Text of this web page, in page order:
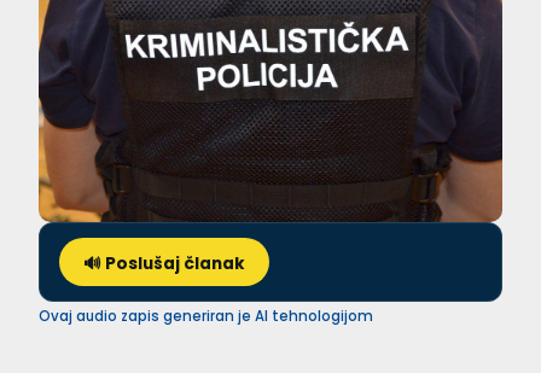
🔊 Poslušaj članak
Ovaj audio zapis generiran je AI tehnologijom